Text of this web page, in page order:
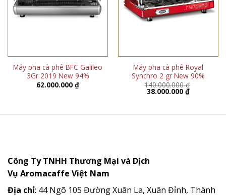
Máy pha cà phê BFC Galileo
3Gr 2019 New 94%
62.000.000 ₫
Máy pha cà phê Royal
Synchro 2 gr New 90%
140.000.000₫
Giá
38.000.000 ₫Giá
38.000.000
Công Ty TNHH Thương Mại và Dịch
Vụ Aromacaffe Việt Nam
Địa chỉ: 44 Ngõ 105 Đường Xuân La, Xuân Đỉnh, Thành